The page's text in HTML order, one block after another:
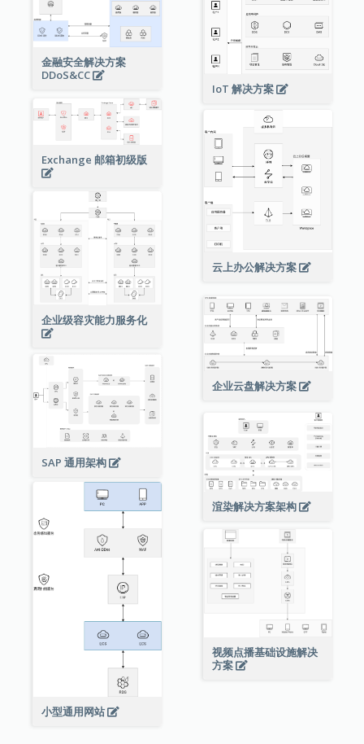
金融安全解决方案
DDoS&CC
IoT 解决方案
Exchange 邮箱初级版
云上办公解决方案
企业级容灾能力服务化
企业云盘解决方案
SAP 通用架构
渲染解决方案架构
小型通用网站
视频点播基础设施解决
方案